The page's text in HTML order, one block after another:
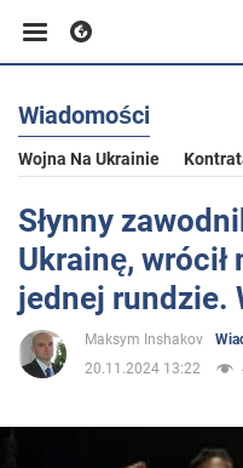
Biznes
Sport
Rozrywka
Życie
Wiadomości
Wojna Na Ukrainie
Słynny
Ukrainę, wrócił
jednej rundzie.
Maksym Inshakov
20.11.2024 13:22